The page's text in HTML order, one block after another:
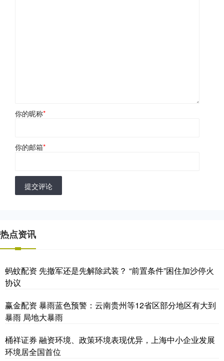
你的昵称*
你的邮箱*
提交评论
热点资讯
蚂蚊配资 先撤军还是先解除武装？ “前置条件”困住加沙停火
协议
赢金配资 暴雨蓝色预警：云南贵州等12省区部分地区有大到
暴雨 局地大暴雨
桶祥证券 融资环境、政策环境表现优异，上海中小企业发展
环境居全国首位